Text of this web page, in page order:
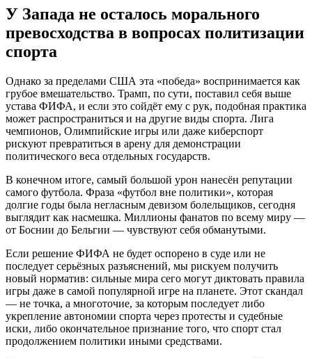
У Запада не осталось морального
превосходства в вопросах политизации
спорта
Однако за пределами США эта «победа» воспринимается как
грубое вмешательство. Трамп, по сути, поставил себя выше
устава ФИФА, и если это сойдёт ему с рук, подобная практика
может распространиться и на другие виды спорта. Лига
чемпионов, Олимпийские игры или даже киберспорт
рискуют превратиться в арену для демонстрации
политического веса отдельных государств.
В конечном итоге, самый большой урон нанесён репутации
самого футбола. Фраза «футбол вне политики», которая
долгие годы была негласным девизом болельщиков, сегодня
выглядит как насмешка. Миллионы фанатов по всему миру —
от Боснии до Бельгии — чувствуют себя обманутыми.
Если решение ФИФА не будет оспорено в суде или не
последует серьёзных разъяснений, мы рискуем получить
новый норматив: сильные мира сего могут диктовать правила
игры даже в самой популярной игре на планете. Этот скандал
— не точка, а многоточие, за которым последует либо
укрепление автономии спорта через протесты и судебные
иски, либо окончательное признание того, что спорт стал
продолжением политики иными средствами.